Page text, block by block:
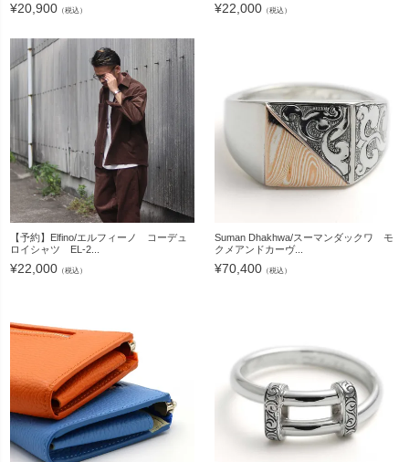
¥20,900 （税込） ¥22,000 （税込）
【予約】Elfino/エルフィーノ コーデュ
ロイシャツ EL-2...
¥22,000 （税込）
Suman Dhakhwa/スーマンダックワ モ
クメアンドカーヴ...
¥70,400 （税込）